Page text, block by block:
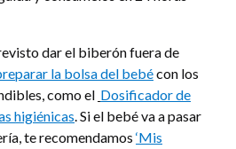
dar el biberón fuera de
la bolsa del bebécon los
como el Dosificador de
higiénicas. Si el bebé va a pasar
te recomendamos ‘Mis